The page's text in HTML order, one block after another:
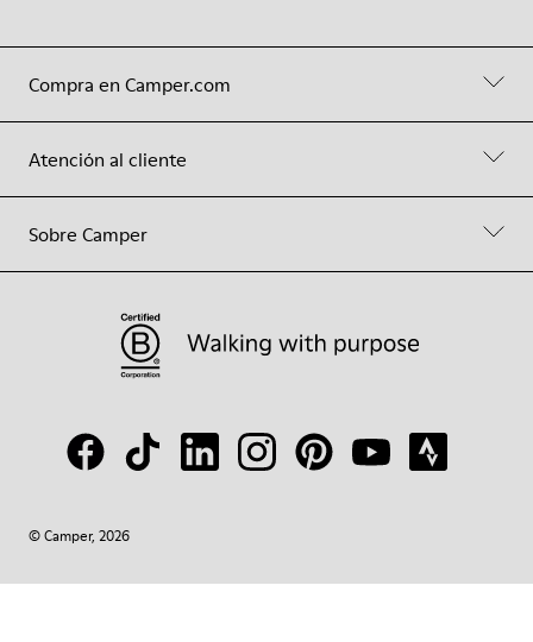
Compra en Camper.com
Atención al cliente
Sobre Camper
© Camper, 2026